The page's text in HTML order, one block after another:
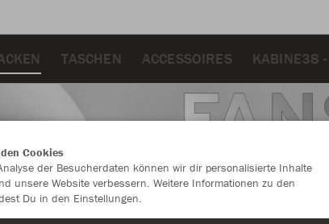
TASCHEN ACCESSOIRES KABINE38
Cookies
der Besucherdaten können wir dir personalisierte Inhalte
unsere Website verbessern. Weitere Informationen zu den
Du in den Einstellungen.